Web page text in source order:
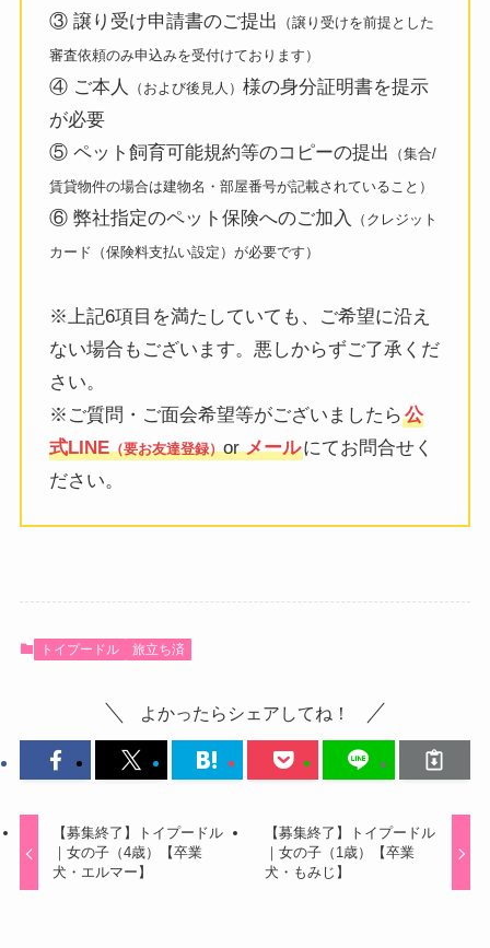
③ 譲り受け申請書のご提出
（譲り受けを前提とした
審査依頼のみ申込みを受付けております）
④ ご本人 （および後見人）様の身分証明書を提示
が必要
⑤ ペット飼育可能規約等のコピーの提出
（集合/
賃貸物件の場合は建物名・部屋番号が記載されていること）
⑥ 弊社指定のペット保険へのご加入
（クレジット
カード（保険料支払い設定）が必要です）
※上記6項目を満たしていても、ご希望に沿え
ない場合もございます。悪しからずご了承くだ
さい。
※ご質問・ご面会希望等がございましたら公
式LINE（要お友達登録）orメールにてお問合せく
ださい。
トイプードル 旅立ち済
よかったらシェアしてね！
【募集終了】トイプードル
｜女の子（4歳）【卒業
犬・エルマー】
【募集終了】トイプードル
｜女の子（1歳）【卒業
犬・もみじ】